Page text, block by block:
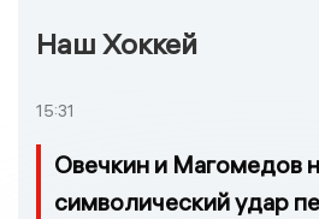
Наш Хоккей
15:31
Овечкин и Магомедов
символический удар